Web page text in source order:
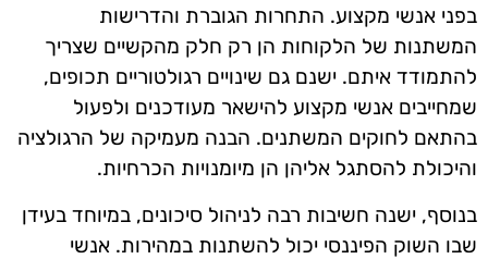
בפני אנשי מקצוע. התחרות הגוברת והדרישות
המשתנות של הלקוחות הן רק חלק מהקשיים שצריך
להתמודד איתם. ישנם גם שינויים רגולטוריים תכופים,
שמחייבים אנשי מקצוע להישאר מעודכנים ולפעול
בהתאם לחוקים המשתנים. הבנה מעמיקה של הרגולציה
והיכולת להסתגל אליהן הן מיומנויות הכרחיות.
בנוסף, ישנה חשיבות רבה לניהול סיכונים, במיוחד בעידן
שבו השוק הפיננסי יכול להשתנות במהירות. אנשי